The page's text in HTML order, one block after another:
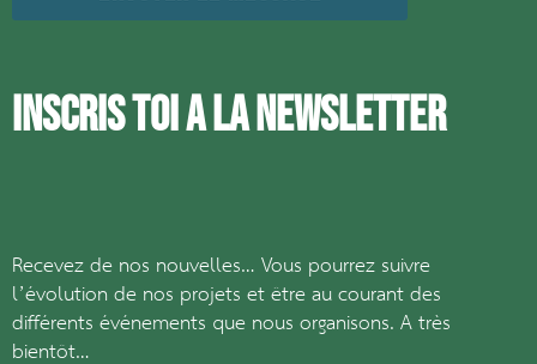
INSCRIS TOI A LA NEWSLETTER
Recevez de nos nouvelles… Vous pourrez suivre
l’évolution de nos projets et être au courant des
différents événements que nous organisons. A très
bientôt…